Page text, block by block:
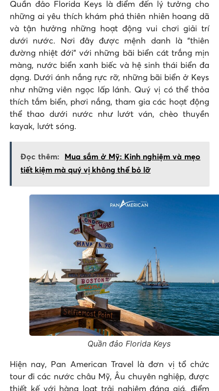
Quần đảo Florida Keys là điểm đến lý tưởng cho
những ai yêu thích khám phá thiên nhiên hoang dã
và tận hưởng những hoạt động vui chơi giải trí
dưới nước. Nơi đây được mệnh danh là “thiên
đường nhiệt đới” với những bãi biển cát trắng mịn
màng, nước biển xanh biếc và hệ sinh thái biển đa
dạng. Dưới ánh nắng rực rỡ, những bãi biển ở Keys
như những viên ngọc lấp lánh. Quý vị có thể thỏa
thích tắm biển, phơi nắng, tham gia các hoạt động
thể thao dưới nước như lướt ván, chèo thuyền
kayak, lướt sóng.
Đọc thêm:
Mua sắm ở Mỹ: Kinh nghiệm và mẹo
tiết kiệm mà quý vị không thể bỏ lỡ
Quần đảo Florida Keys
Hiện nay, Pan American Travel là đơn vị tổ chức
tour đi các nước châu Mỹ, Âu chuyên nghiệp, được
thiết kế với hàng loạt trải nghiệm đáng giá, điểm